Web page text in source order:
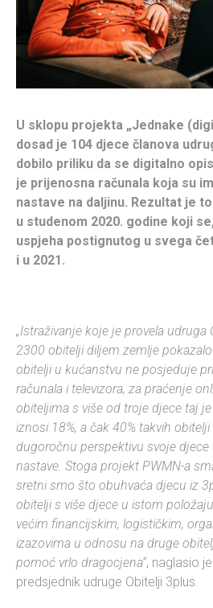
U sklopu projekta „Jednake
dosad je 104 djece članova
dobilo priliku da se digitalno
je prijenosna računala koja su
nastave na daljinu. Rezultat je
u studenom 2020. godine koji
uspjeha postignutog u svega
i u 2021.
„Istraživanje koje je provela udruga
2300 obitelji diljem zemlje
obitelji u kućanstvu ne posjeduje
računala i televizora, za praćenje
obiteljima s više od troje djece taj
iznosi 18%, a čak 40% takvih
dugoročnu perspektivu svoje
nastave. Stoga projekt PWMN-a
sretni smo što obuhvaća djecu iz
obitelji s više djece u istom
većim financijskim, logističkim,
izazovima u odnosu na druge
pomoć vrlo dragocjena“, naglasio je
predsjednik udruge Obitelji 3plus.